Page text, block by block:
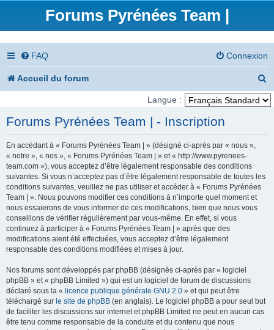
Forums Pyrénées Team |
FAQ Connexion
Accueil du forum
e
h
Langue :
Forums Pyrénées Team | - Inscription
En accédant à « Forums Pyrénées Team | » (désigné ci-après par « nous »,
« notre », « nos », « Forums Pyrénées Team | » et « http://www.pyrenees-
team.com »), vous acceptez d’être légalement responsable des conditions
suivantes. Si vous n’acceptez pas d’être légalement responsable de toutes les
conditions suivantes, veuillez ne pas utiliser et accéder à « Forums Pyrénées
Team | ». Nous pouvons modifier ces conditions à n’importe quel moment et
nous essaierons de vous informer de ces modifications, bien que nous vous
conseillons de vérifier régulièrement par vous-même. En effet, si vous
continuez à participer à « Forums Pyrénées Team | » après que des
modifications aient été effectuées, vous acceptez d’être légalement
responsable des conditions modifiées et mises à jour.
Nos forums sont développés par phpBB (désignés ci-après par « logiciel
phpBB » et « phpBB Limited ») qui est un logiciel de forum de discussions
déclaré sous la « licence publique générale GNU 2.0 » et qui peut être
téléchargé sur le site de phpBB (en anglais). Le logiciel phpBB a pour seul but
de faciliter les discussions sur internet et phpBB Limited ne peut en aucun cas
être tenu comme responsable de la conduite et du contenu que nous